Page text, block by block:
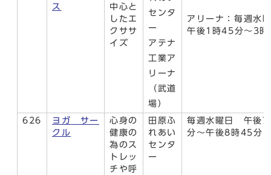
ス
中心と
したエ
クササ
イズ
センタ
ー
アテナ
工業ア
リーナ
（武道
場）
アリーナ：毎週
午後1時45分～3時
626
ヨガ サー
クル
心身の
健康の
為のス
トレッ
チや呼
田原ふ
れあい
センタ
ー
毎週水曜日 午後7
分～午後8時45分